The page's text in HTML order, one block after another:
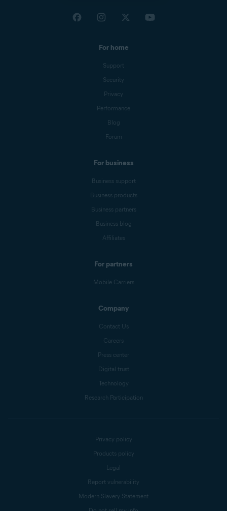
For home
Support
Security
Privacy
Performance
Blog
Forum
For business
Business support
Business products
Business partners
Business blog
Affiliates
For partners
Mobile Carriers
Company
Contact Us
Careers
Press center
Digital trust
Technology
Research Participation
Privacy policy
Products policy
Legal
Report vulnerability
Modern Slavery Statement